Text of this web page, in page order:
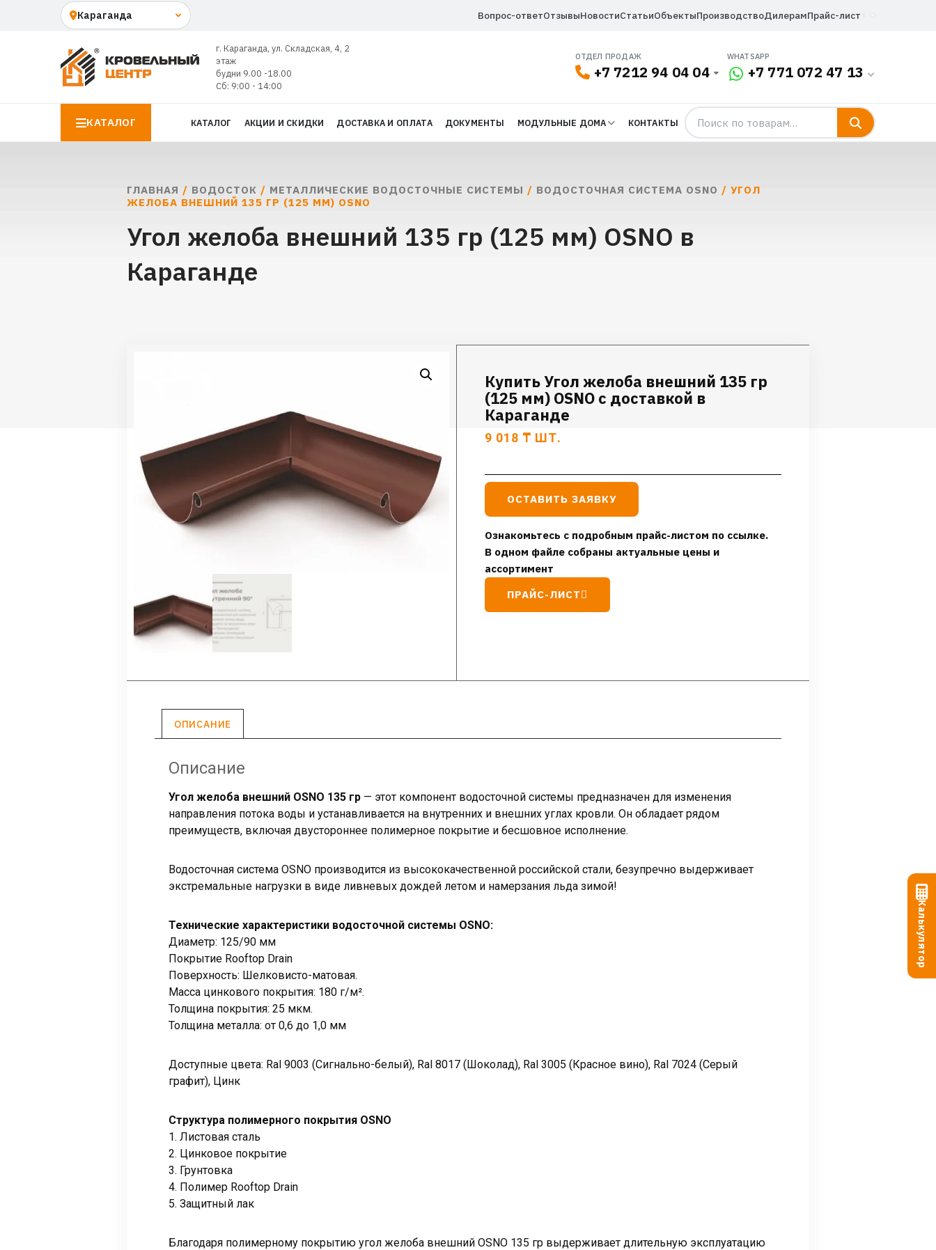
Вопрос-ответОтзывыНовостиСтатьиОбъектыПроизводствоДилерамПрайс-лист
г. Караганда, ул. Складская, 4, 2
этаж
будни 9.00 -18.00
Сб: 9:00 - 14:00
ОТДЕЛ ПРОДАЖ
+7 7212 94 04 04
WHATSAPP
+7 771 072 47 13
КАТАЛОГ КАТАЛОГ АКЦИИ И СКИДКИ ДОСТАВКА И ОПЛАТА ДОКУМЕНТЫ МОДУЛЬНЫЕ ДОМА КОНТАКТЫ
ГЛАВНАЯ / ВОДОСТОК / МЕТАЛЛИЧЕСКИЕ ВОДОСТОЧНЫЕ СИСТЕМЫ / ВОДОСТОЧНАЯ СИСТЕМА OSNO / УГОЛ
ЖЕЛОБА ВНЕШНИЙ 135 ГР (125 ММ) OSNO
Угол желоба внешний 135 гр (125 мм) OSNO в
Караганде
Купить Угол желоба внешний 135 гр
(125 мм) OSNO с доставкой в
Караганде
9 018 ₸ ШТ.
ОСТАВИТЬ ЗАЯВКУ
Ознакомьтесь с подробным прайс-листом по ссылке.
В одном файле собраны актуальные цены и
ассортимент
ПРАЙС-ЛИСТ
ОПИСАНИЕ
Описание
Угол желоба внешний OSNO 135 гр — этот компонент водосточной системы предназначен для изменения
направления потока воды и устанавливается на внутренних и внешних углах кровли. Он обладает рядом
преимуществ, включая двустороннее полимерное покрытие и бесшовное исполнение.
Водосточная система OSNO производится из высококачественной российской стали, безупречно выдерживает
экстремальные нагрузки в виде ливневых дождей летом и намерзания льда зимой!
Технические характеристики водосточной системы OSNO:
Диаметр: 125/90 мм
Покрытие Rooftop Drain
Поверхность: Шелковисто-матовая.
Масса цинкового покрытия: 180 г/м².
Толщина покрытия: 25 мкм.
Толщина металла: от 0,6 до 1,0 мм
Доступные цвета: Ral 9003 (Сигнально-белый), Ral 8017 (Шоколад), Ral 3005 (Красное вино), Ral 7024 (Серый
графит), Цинк
Структура полимерного покрытия OSNO
1. Листовая сталь
2. Цинковое покрытие
3. Грунтовка
4. Полимер Rooftop Drain
5. Защитный лак
Благодаря полимерному покрытию угол желоба внешний OSNO 135 гр выдерживает длительную эксплуатацию
Калькулятор